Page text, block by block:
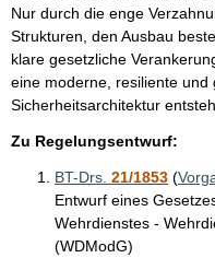
Nur durch die enge
Strukturen, den Ausbau
klare gesetzliche
eine moderne, resiliente
Sicherheitsarchitektur
Zu Regelungsentwurf:
BT-Drs. 21/1853 (
Entwurf eines
Wehrdienstes -
(WDModG)